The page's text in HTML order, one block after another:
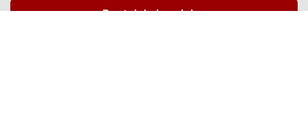
Bestel de bundel